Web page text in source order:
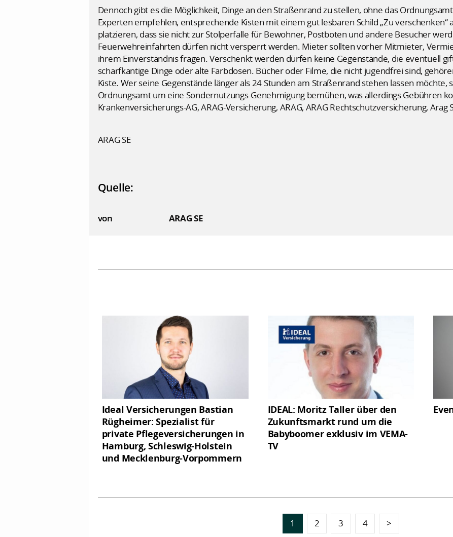
Dennoch gibt es die Möglichkeit, Dinge an den Straßenrand zu stellen, ohne das
Experten empfehlen, entsprechende Kisten mit einem gut lesbaren Schild „Zu verschenken“
platzieren, dass sie nicht zur Stolperfalle für Bewohner, Postboten und andere Besucher
Feuerwehreinfahrten dürfen nicht versperrt werden. Mieter sollten vorher Mitmieter,
ihrem Einverständnis fragen. Verschenkt werden dürfen keine Gegenstände, die eventuell
scharfkantige Dinge oder alte Farbdosen. Bücher oder Filme, die nicht jugendfrei sind,
Kiste. Wer seine Gegenstände länger als 24 Stunden am Straßenrand stehen lassen möchte,
Ordnungsamt um eine Sondernutzungs-Genehmigung bemühen, was allerdings Gebühren
Krankenversicherungs-AG, ARAG-Versicherung, ARAG, ARAG Rechtschutzversicherung, Arag
ARAG SE
Quelle:
von ARAG SE
Ideal Versicherungen Bastian
Rügheimer: Spezialist für
private Pflegeversicherungen in
Hamburg, Schleswig-Holstein
und Mecklenburg-Vorpommern
IDEAL: Moritz Taller über den
Zukunftsmarkt rund um die
Babyboomer exklusiv im VEMA-
TV
1 2 3 4 >